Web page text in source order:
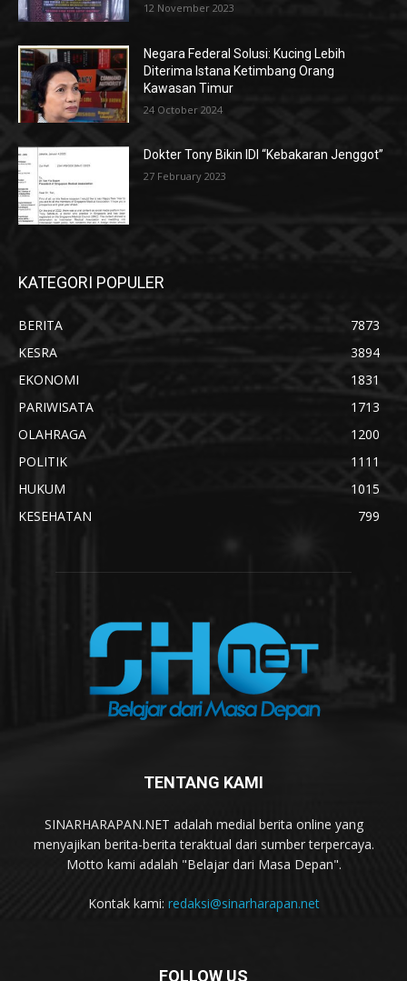
12 November 2023
Negara Federal Solusi: Kucing Lebih
Diterima Istana Ketimbang Orang
Kawasan Timur
24 October 2024
Dokter Tony Bikin IDI “Kebakaran Jenggot”
27 February 2023
KATEGORI POPULER
BERITA
7873
KESRA
3894
EKONOMI
1831
PARIWISATA
1713
OLAHRAGA
1200
POLITIK
1111
HUKUM
1015
KESEHATAN
799
TENTANG KAMI
SINARHARAPAN.NET adalah medial berita online yang
menyajikan berita-berita teraktual dari sumber terpercaya.
Motto kami adalah "Belajar dari Masa Depan".
Kontak kami: redaksi@sinarharapan.net
FOLLOW US